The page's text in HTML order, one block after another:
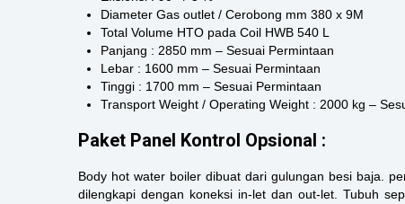
Diameter Gas outlet / Cerobong mm 380 x 9M
Total Volume HTO pada Coil HWB 540 L
Panjang : 2850 mm – Sesuai Permintaan
Lebar : 1600 mm – Sesuai Permintaan
Tinggi : 1700 mm – Sesuai Permintaan
Transport Weight / Operating Weight : 2000 kg –
Paket Panel Kontrol Opsional :
Body hot water boiler dibuat dari gulungan besi baja.
dilengkapi dengan koneksi in-let dan out-let. Tubuh